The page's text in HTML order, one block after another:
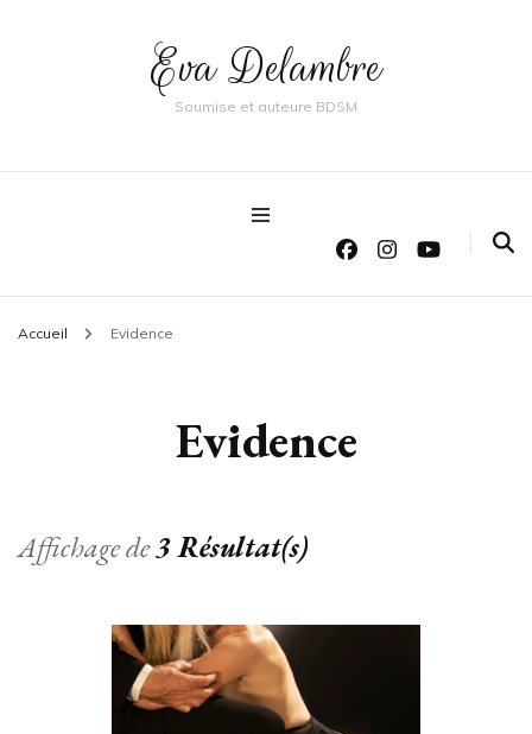
Eva Delambre
Soumise et auteure BDSM
Accueil Evidence
Evidence
Affichage de3 Résultat(s)